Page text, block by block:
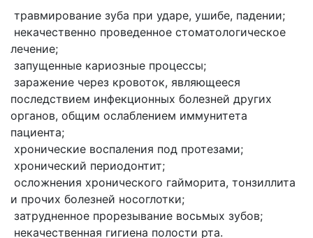
травмирование зуба при ударе, ушибе, падении;
некачественно проведенное стоматологическое
лечение;
запущенные кариозные процессы;
заражение через кровоток, являющееся
последствием инфекционных болезней других
органов, общим ослаблением иммунитета
пациента;
хронические воспаления под протезами;
хронический периодонтит;
осложнения хронического гайморита, тонзиллита
и прочих болезней носоглотки;
затрудненное прорезывание восьмых зубов;
некачественная гигиена полости рта.